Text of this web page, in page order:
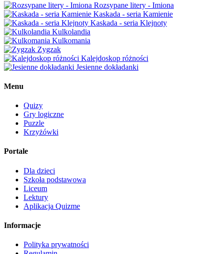
Rozsypane litery - Imiona
Kaskada - seria Kamienie
Kaskada - seria Klejnoty
Kulkolandia
Kulkomania
Zygzak
Kalejdoskop różności
Jesienne dokładanki
Menu
Quizy
Gry logiczne
Puzzle
Krzyżówki
Portale
Dla dzieci
Szkoła podstawowa
Liceum
Lektury
Aplikacja Quizme
Informacje
Polityka prywatności